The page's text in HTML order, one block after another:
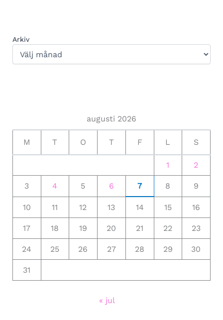
Arkiv
augusti 2026
M T O T F L S
1 2
3 4 5 6 7 8 9
10 11 12 13 14 15 16
17 18 19 20 21 22 23
24 25 26 27 28 29 30
31
« jul